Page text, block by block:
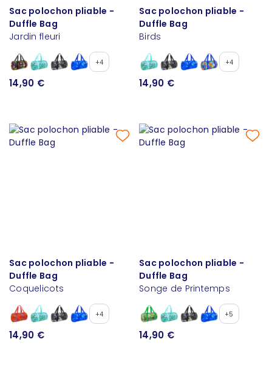
Sac polochon pliable -
Duffle Bag
Jardin fleuri
+4
14,90 €
Sac polochon pliable -
Duffle Bag
Birds
+4
14,90 €
Sac polochon pliable -
Duffle Bag
Coquelicots
+4
14,90 €
Sac polochon pliable -
Duffle Bag
Songe de Printemps
+5
14,90 €